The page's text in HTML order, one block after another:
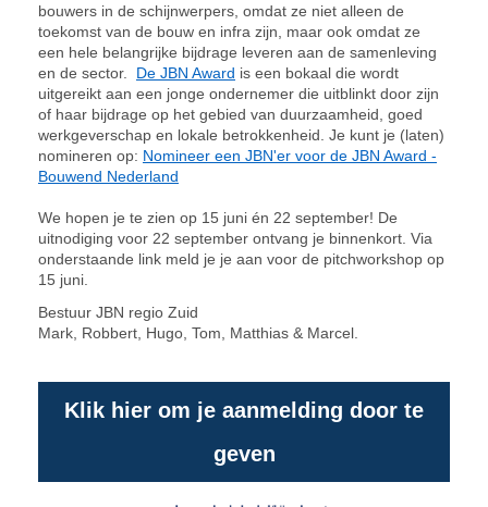
bouwers in de schijnwerpers, omdat ze niet alleen de
toekomst van de bouw en infra zijn, maar ook omdat ze
een hele belangrijke bijdrage leveren aan de samenleving
en de sector. De JBN Award is een bokaal die wordt
uitgereikt aan een jonge ondernemer die uitblinkt door zijn
of haar bijdrage op het gebied van duurzaamheid, goed
werkgeverschap en lokale betrokkenheid. Je kunt je (laten)
nomineren op: Nomineer een JBN'er voor de JBN Award -
Bouwend Nederland
We hopen je te zien op 15 juni én 22 september! De
uitnodiging voor 22 september ontvang je binnenkort. Via
onderstaande link meld je je aan voor de pitchworkshop op
15 juni.
Bestuur JBN regio Zuid
Mark, Robbert, Hugo, Tom, Matthias & Marcel.
Klik hier om je aanmelding door te
geven